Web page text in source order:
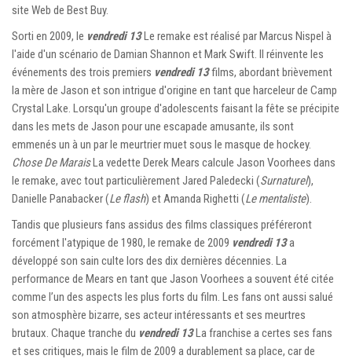
site Web de Best Buy.
Sorti en 2009, le vendredi 13Le remake est réalisé par Marcus Nispel à
l'aide d'un scénario de Damian Shannon et Mark Swift. Il réinvente les
événements des trois premiers vendredi 13films, abordant brièvement
la mère de Jason et son intrigue d'origine en tant que harceleur de Camp
Crystal Lake. Lorsqu'un groupe d'adolescents faisant la fête se précipite
dans les mets de Jason pour une escapade amusante, ils sont
emmenés un à un par le meurtrier muet sous le masque de hockey.
Chose De MaraisLa vedette Derek Mears calcule Jason Voorhees dans
le remake, avec tout particulièrement Jared Paledecki (Surnaturel),
Danielle Panabacker (Le flash) et Amanda Righetti (Le mentaliste).
Tandis que plusieurs fans assidus des films classiques préféreront
forcément l'atypique de 1980, le remake de 2009 vendredi 13a
développé son sain culte lors des dix dernières décennies. La
performance de Mears en tant que Jason Voorhees a souvent été citée
comme l’un des aspects les plus forts du film. Les fans ont aussi salué
son atmosphère bizarre, ses acteur intéressants et ses meurtres
brutaux. Chaque tranche du vendredi 13La franchise a certes ses fans
et ses critiques, mais le film de 2009 a durablement sa place, car de